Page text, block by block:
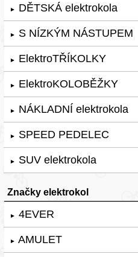
► DĚTSKÁ elektrokola
► S NÍZKÝM NÁSTUPEM
► ElektroTŘÍKOLKY
► ElektroKOLOBĚŽKY
► NÁKLADNÍ elektrokola
► SPEED PEDELEC
► SUV elektrokola
Značky elektrokol
► 4EVER
► AMULET